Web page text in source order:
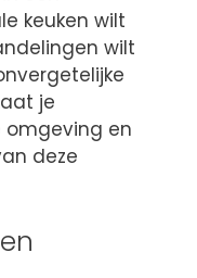
keuken wilt
wilt
je
omgeving en
deze